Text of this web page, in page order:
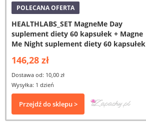
POLECANA OFERTA
HEALTHLABS_SET MagneMe Day
suplement diety 60 kapsułek + Magne
Me Night suplement diety 60 kapsułek
146,28 zł
Dostawa od: 10,00 zł
Wysyłka: 1 dzień
Przejdź do sklepu >